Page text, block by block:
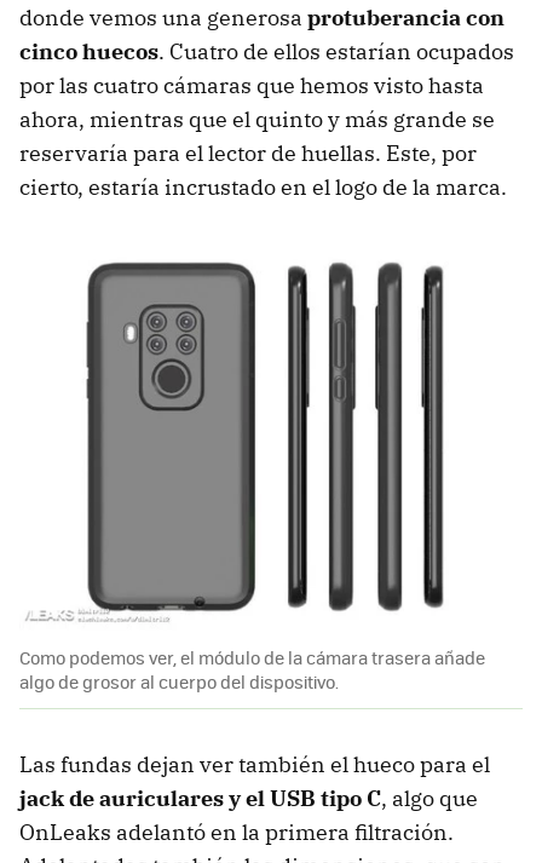
donde vemos una generosa protuberancia con
cinco huecos. Cuatro de ellos estarían ocupados
por las cuatro cámaras que hemos visto hasta
ahora, mientras que el quinto y más grande se
reservaría para el lector de huellas. Este, por
cierto, estaría incrustado en el logo de la marca.
Como podemos ver, el módulo de la cámara trasera añade
algo de grosor al cuerpo del dispositivo.
Las fundas dejan ver también el hueco para el
jack de auriculares y el USB tipo C, algo que
OnLeaks adelantó en la primera filtración.